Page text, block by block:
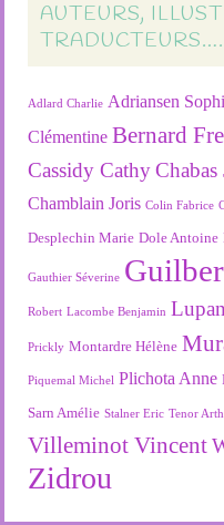
AUTEURS,
TRADUCTEURS….
Adlard Charlie Adriansen
Clémentine Bernard
Cassidy Cathy Chabas
Chamblain Joris Colin Fabrice
Desplechin Marie Dole Antoine
Gauthier Séverine
Robert Lacombe Benjamin
Prickly Montardre Hélène
Piquemal Michel Plichota Anne
Sarn Amélie Stalner Eric Tenor
Villeminot Vincent
Zidrou